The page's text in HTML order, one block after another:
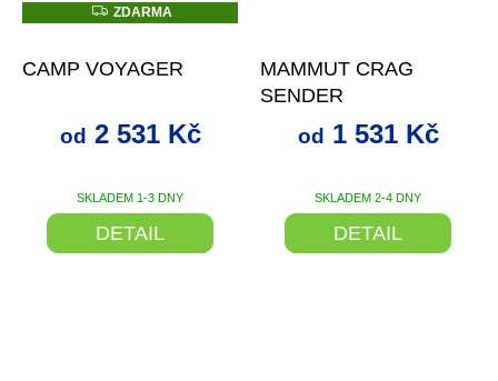
Z
D
M
ZDARMA
CAMP VOYAGER
SKLADEM 1-3 DNY
od 2 531 Kč
DETAIL
MAMMUT CRAG
SENDER
SKLADEM 2-4 DNY
od 1 531 Kč
DETAIL